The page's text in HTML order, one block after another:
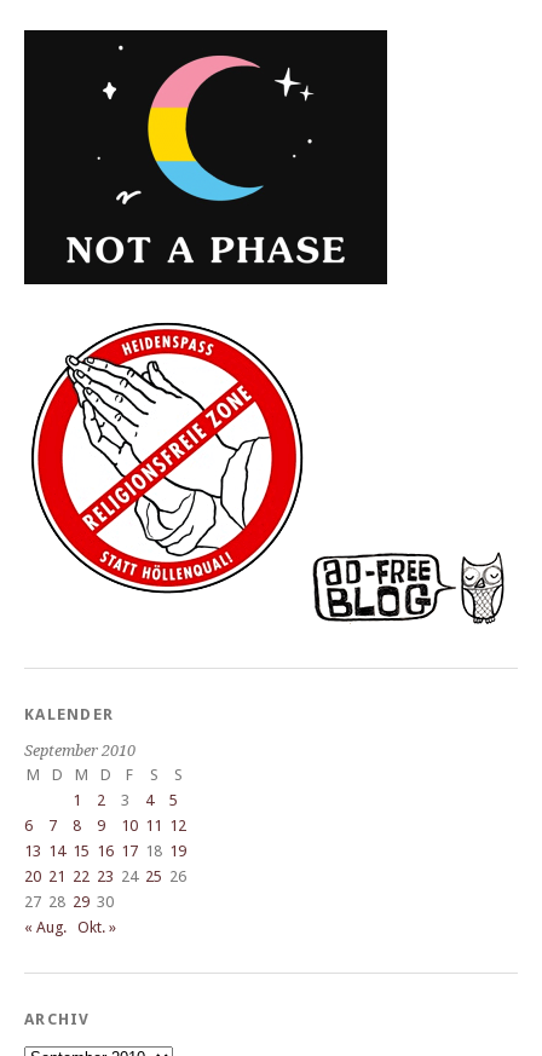
KALENDER
September 2010
M
D M D F S
S
1
2 3 4
5
6
7 8 9 10 11 12
13 14 15 16 17 18 19
20 21 22 23 24 25 26
27 28 29 30
« Aug. Okt. »
ARCHIV